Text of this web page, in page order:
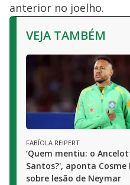
anterior no joelho.
VEJA TAMBÉM
FABÍOLA REIPERT
‘Quem mentiu: o
Santos?', aponta Cosme
sobre lesão de Neymar